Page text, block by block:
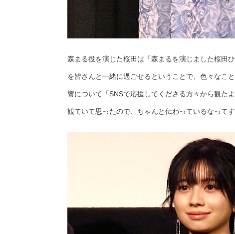
森まる役を演じた桜田は「森まるを演じました桜田
を皆さんと一緒に過ごせるということで、色々なこ
響について「SNSで応援してくださる方々から観た
観ていて思ったので、ちゃんと伝わっているなって